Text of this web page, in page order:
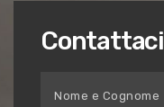
Contattaci